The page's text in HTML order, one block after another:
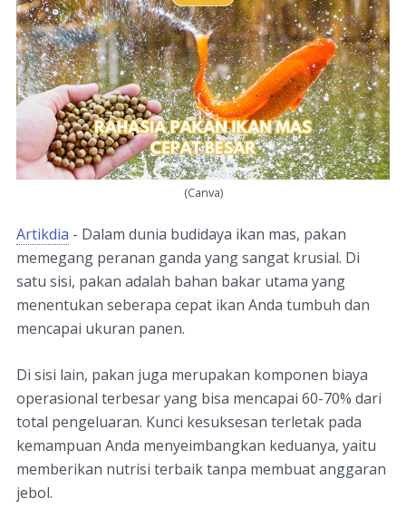
(Canva)
Artikdia - Dalam dunia budidaya ikan mas, pakan
memegang peranan ganda yang sangat krusial. Di
satu sisi, pakan adalah bahan bakar utama yang
menentukan seberapa cepat ikan Anda tumbuh dan
mencapai ukuran panen.
Di sisi lain, pakan juga merupakan komponen biaya
operasional terbesar yang bisa mencapai 60-70% dari
total pengeluaran. Kunci kesuksesan terletak pada
kemampuan Anda menyeimbangkan keduanya, yaitu
memberikan nutrisi terbaik tanpa membuat anggaran
jebol.